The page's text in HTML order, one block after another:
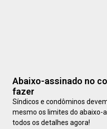
Abaixo-assinado no
fazer
Síndicos e condôminos
mesmo os limites do abaixo-
todos os detalhes agora!